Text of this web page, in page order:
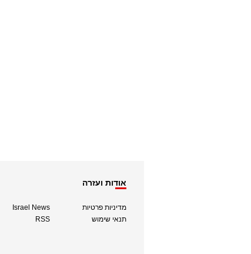
אודות ועזרה
מדיניות פרטיות
תנאי שימוש
Israel News
RSS